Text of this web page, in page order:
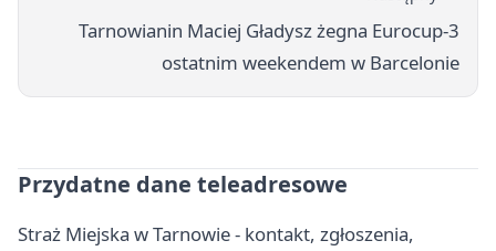
Tarnowianin Maciej Gładysz żegna Eurocup-3
ostatnim weekendem w Barcelonie
Przydatne dane teleadresowe
Straż Miejska w Tarnowie - kontakt, zgłoszenia,